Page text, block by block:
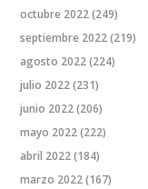
octubre 2022(249)
septiembre 2022(219)
agosto 2022(224)
julio 2022(231)
junio 2022(206)
mayo 2022(222)
abril 2022(184)
marzo 2022(167)